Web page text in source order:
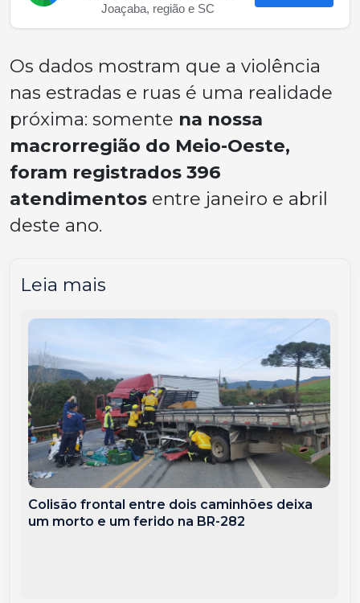
Joaçaba, região e SC
Os dados mostram que a violência
nas estradas e ruas é uma realidade
próxima: somente na nossa
macrorregião do Meio-Oeste,
foram registrados 396
atendimentos entre janeiro e abril
deste ano.
Leia mais
Colisão frontal entre dois caminhões deixa
um morto e um ferido na BR-282